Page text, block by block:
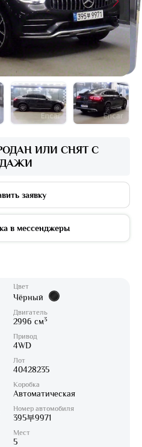
ИЛИ СНЯТ С
заявку
в мессенджеры
Цвет
Чёрный
Двигатель
2996 см3
Привод
4WD
Лот
40428235
Коробка
Автоматическая
Номер автомобиля
395부9971
Мест
5